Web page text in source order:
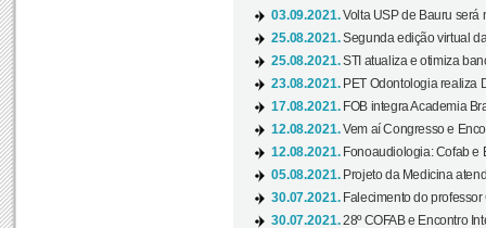
03.09.2021.Volta USP de Bauru será
25.08.2021.Segunda edição virtual
25.08.2021.STI atualiza e otimiza
23.08.2021. PET Odontologia realiza
17.08.2021. FOB integra Academia
12.08.2021.Vem aí Congresso e
12.08.2021. Fonoaudiologia: Cofab e
05.08.2021. Projeto da Medicina
30.07.2021. Falecimento do
30.07.2021.28º COFAB e Encontro